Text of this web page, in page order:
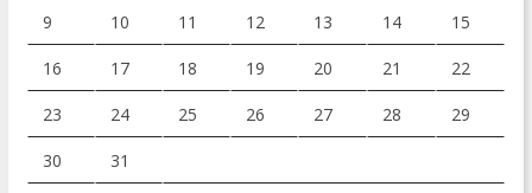
9 10 11 12 13 14 15
16 17 18 19 20 21 22
23 24 25 26 27 28 29
30 31